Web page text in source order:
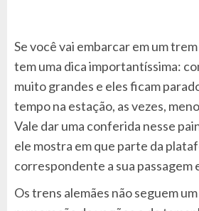
Se você vai embarcar em um
tem uma dica importantíssima:
muito grandes e eles ficam
tempo na estação, as vezes,
Vale dar uma conferida nesse
ele mostra em que parte da
correspondente a sua passagem
Os trens alemães não seguem